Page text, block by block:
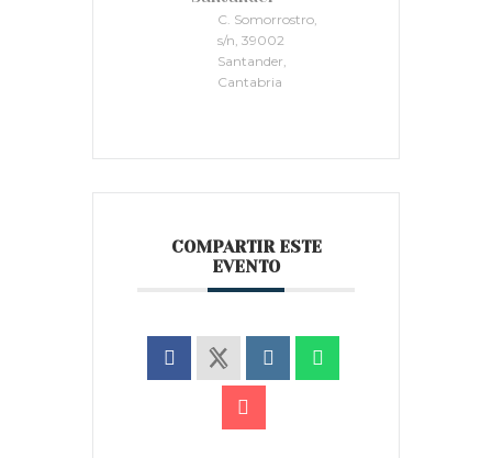
C. Somorrostro,
s/n, 39002
Santander,
Cantabria
COMPARTIR ESTE
EVENTO